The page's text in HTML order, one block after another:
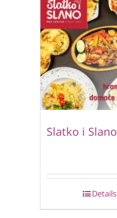
Slatko i Slano
Details